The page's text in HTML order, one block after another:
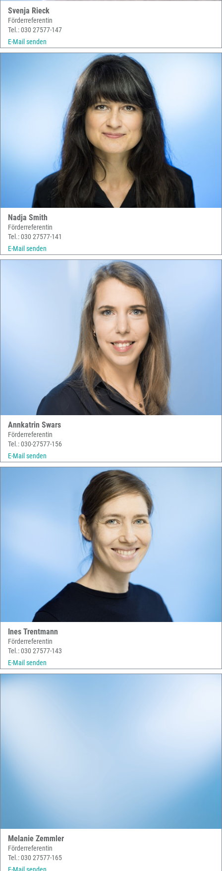
Svenja Rieck
Förderreferentin
Tel.: 030 27577-147
E-Mail senden
Nadja Smith
Förderreferentin
Tel.: 030 27577-141
E-Mail senden
Annkatrin Swars
Förderreferentin
Tel.: 030-27577-156
E-Mail senden
Ines Trentmann
Förderreferentin
Tel.: 030 27577-143
E-Mail senden
Melanie Zemmler
Förderreferentin
Tel.: 030 27577-165